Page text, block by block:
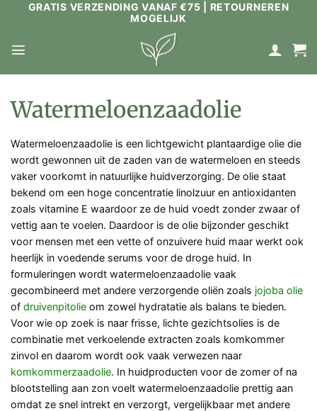
GRATIS VERZENDING VANAF €75 | RETOURNEREN
MOGELIJK
Watermeloenzaadolie
Watermeloenzaadolie is een lichtgewicht plantaardige olie die
wordt gewonnen uit de zaden van de watermeloen en steeds
vaker voorkomt in natuurlijke huidverzorging. De olie staat
bekend om een hoge concentratie linolzuur en antioxidanten
zoals vitamine E waardoor ze de huid voedt zonder zwaar of
vettig aan te voelen. Daardoor is de olie bijzonder geschikt
voor mensen met een vette of onzuivere huid maar werkt ook
heerlijk in voedende serums voor de droge huid. In
formuleringen wordt watermeloenzaadolie vaak
gecombineerd met andere verzorgende oliën zoals jojoba olie
of druivenpitolie om zowel hydratatie als balans te bieden.
Voor wie op zoek is naar frisse, lichte gezichtsolies is de
combinatie met verkoelende extracten zoals komkommer
zinvol en daarom wordt ook vaak verwezen naar
komkommerzaadolie. In huidproducten voor de zomer of na
blootstelling aan zon voelt watermeloenzaadolie prettig aan
omdat ze snel intrekt en verzorgt, vergelijkbaar met andere